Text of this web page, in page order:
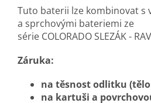
Tuto baterii lze kombinovat s
a sprchovými bateriemi ze
série COLORADO SLEZÁK -
Záruka:
na těsnost odlitku
na kartuši a